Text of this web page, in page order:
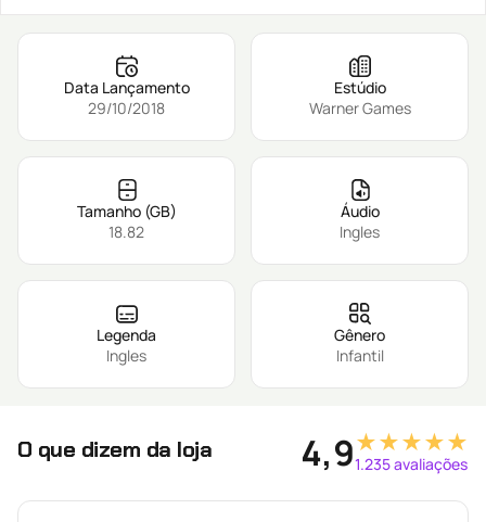
Data Lançamento
29/10/2018
Estúdio
Warner Games
Tamanho (GB)
18.82
Áudio
Ingles
Legenda
Ingles
Gênero
Infantil
O que dizem da loja 4,9★★★★★
1.235 avaliações